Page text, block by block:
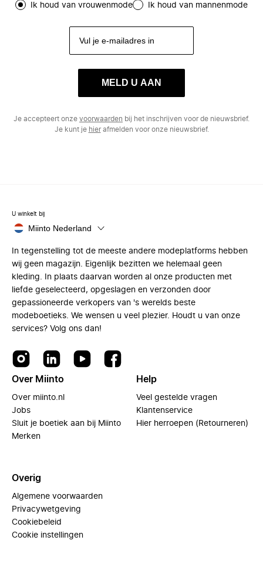
Ik houd van vrouwenmode Ik houd van mannenmode
MELD U AAN
Je accepteert onze voorwaarden bij het inschrijven voor de nieuwsbrief.
Je kunt je hierafmelden voor onze nieuwsbrief.
U winkelt bij
Miinto Nederland
In tegenstelling tot de meeste andere modeplatforms hebben
wij geen magazijn. Eigenlijk bezitten we helemaal geen
kleding. In plaats daarvan worden al onze producten met
liefde geselecteerd, opgeslagen en verzonden door
gepassioneerde verkopers van 's werelds beste
modeboetieks. We wensen u veel plezier. Houdt u van onze
services? Volg ons dan!
Over Miinto
Over miinto.nl
Jobs
Sluit je boetiek aan bij Miinto
Merken
Help
Veel gestelde vragen
Klantenservice
Hier herroepen (Retourneren)
Overig
Algemene voorwaarden
Privacywetgeving
Cookiebeleid
Cookie instellingen